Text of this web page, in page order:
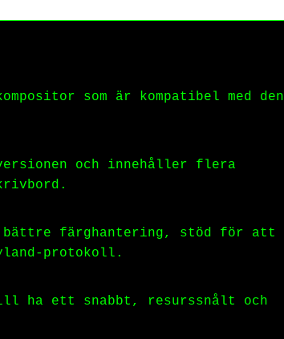
som är kompatibel med den
och innehåller flera
bättre färghantering, stöd för att
protokoll.
vill ha ett snabbt, resurssnålt och